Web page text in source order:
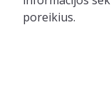
poreikius.